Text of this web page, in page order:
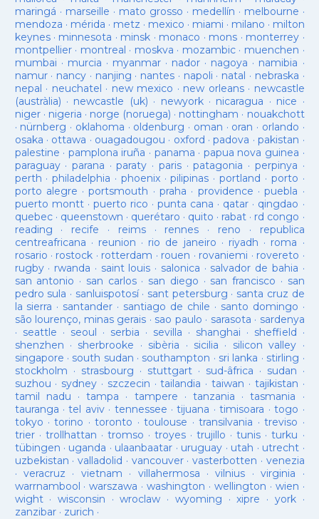
maringá · marseille · mato grosso · medellín · melbourne ·
mendoza · mérida · metz · mexico · miami · milano · milton
keynes· minnesota · minsk · monaco · mons · monterrey ·
montpellier· montreal · moskva · mozambic· muenchen ·
mumbai · murcia · myanmar· nador · nagoya · namibia ·
namur· nancy · nanjing · nantes · napoli · natal · nebraska ·
nepal · neuchatel · new mexico · new orleans· newcastle
(austràlia) · newcastle (uk) · newyork· nicaragua · nice ·
niger· nigeria · norge (noruega) · nottingham · nouakchott
· nürnberg · oklahoma · oldenburg · oman · oran · orlando ·
osaka · ottawa · ouagadougou · oxford ·padova ·pakistan ·
palestine · pamplona iruña · panama · papua nova guinea ·
paraguay· parana ·paraty · paris·patagonia · perpinya ·
perth ·philadelphia · phoenix·pilipinas ·portland · porto ·
porto alegre ·portsmouth ·praha · providence ·puebla ·
puerto montt· puerto rico ·punta cana · qatar · qingdao ·
quebec· queenstown · querétaro · quito · rabat · rd congo ·
reading · recife · reims· rennes · reno · republica
centreafricana · reunion · rio de janeiro · riyadh · roma ·
rosario · rostock · rotterdam · rouen · rovaniemi · rovereto ·
rugby· rwanda · saint louis · salonica · salvador de bahia ·
san antonio · san carlos· san diego · san francisco · san
pedro sula · sanluispotosí· sant petersburg · santa cruz de
la sierra · santander · santiago de chile · santo domingo ·
são lourenço, minas gerais · sao paulo · sarasota · sardenya
· seattle · seoul · serbia · sevilla · shanghai · sheffield ·
shenzhen · sherbrooke · sibèria · sicilia · silicon valley ·
singapore · south sudan · southampton · sri lanka · stirling ·
stockholm · strasbourg · stuttgart· sud-âfrica · sudan ·
suzhou · sydney · szczecin ·tailandia ·taiwan · tajikistan ·
tamil nadu ·tampa · tampere · tanzania ·tasmania ·
tauranga ·tel aviv· tennessee ·tijuana ·timisoara ·togo ·
tokyo ·torino ·toronto ·toulouse ·transilvania ·treviso ·
trier· trollhattan · tromso · troyes·trujillo ·tunis ·turku ·
tübingen · uganda · ulaanbaatar · uruguay · utah · utrecht ·
uzbekistan · valladolid · vancouver· vasterbotten · venezia
· veracruz · vietnam · villahermosa ·vilnius ·virginia ·
warrnambool ·warszawa ·washington · wellington · wien ·
wight· wisconsin ·wroclaw · wyoming ·xipre · york·
zanzibar· zurich ·